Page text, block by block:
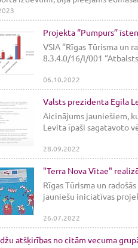
Projekta ‘’Pumpurs’’
VSIA ‘’Rīgas Tūrisma
8.3.4.0/16/I/001
06.10.2022
Valsts prezidenta Egila
Aicinājums jauniešiem,
Levita īpaši sagatavoto
28.09.2022
"Terra Nova Vitae"
Rīgas Tūrisma un
jauniešu iniciatīvas
26.07.2022
atšķirības no citām vecuma